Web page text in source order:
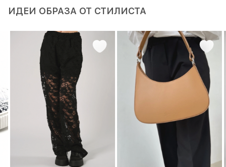
ИДЕИ ОБРАЗА ОТ СТИЛИСТА